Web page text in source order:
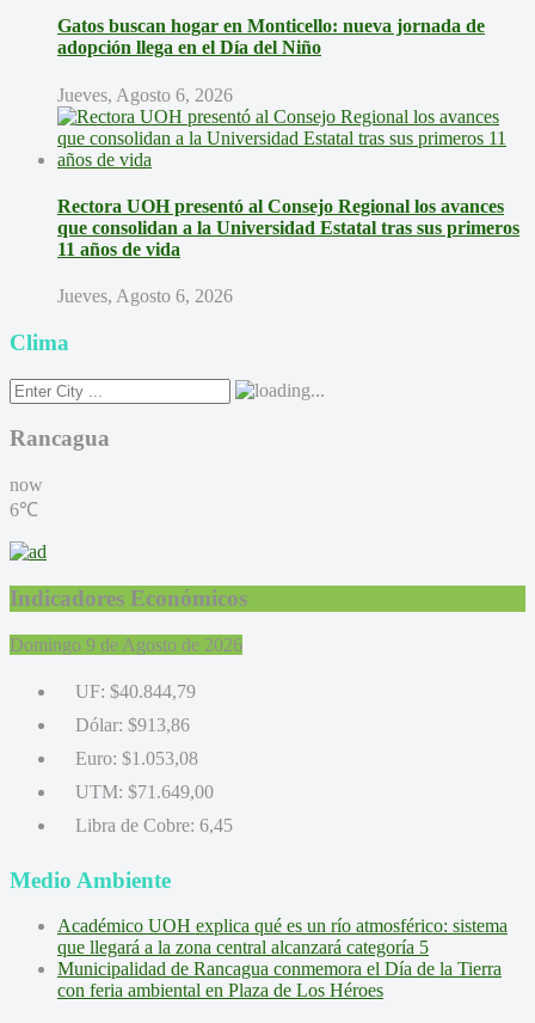
Gatos buscan hogar en Monticello: nueva jornada de
adopción llega en el Día del Niño
Jueves, Agosto 6, 2026
Rectora UOH presentó al Consejo Regional los avances
que consolidan a la Universidad Estatal tras sus primeros
11 años de vida
Jueves, Agosto 6, 2026
Clima
Rancagua
now
6℃
Indicadores Económicos
Domingo 9 de Agosto de 2026
UF: $40.844,79
Dólar: $913,86
Euro: $1.053,08
UTM: $71.649,00
Libra de Cobre: 6,45
Medio Ambiente
Académico UOH explica qué es un río atmosférico: sistema
que llegará a la zona central alcanzará categoría 5
Municipalidad de Rancagua conmemora el Día de la Tierra
con feria ambiental en Plaza de Los Héroes